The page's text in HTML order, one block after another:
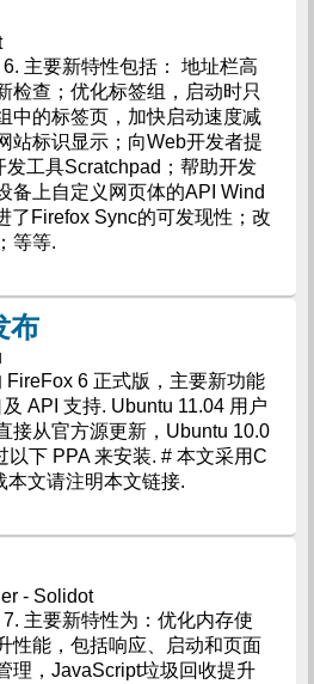
主要新特性包括： 地址栏高
检查；优化标签组，启动时只
中的标签页，加快启动速度减
站标识显示；向Web开发者提
工具Scratchpad；帮助开发
备上自定义网页体的API Wind
了Firefox Sync的可发现性；改
等等.
布
FireFox 6 正式版，主要新功能
API 支持. Ubuntu 11.04 用户
接从官方源更新，Ubuntu 10.0
以下 PPA 来安装. # 本文采用C
文请注明本文链接.
- Solidot
主要新特性为：优化内存使
性能，包括响应、启动和页面
理，JavaScript垃圾回收提升